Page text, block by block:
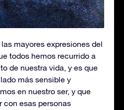
mayores expresiones del
todos hemos recurrido a
de nuestra vida, y es que
más sensible y
en nuestro ser, y que
con esas personas